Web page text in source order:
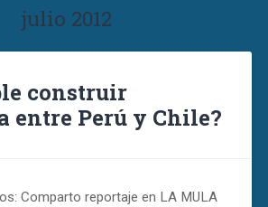
julio 2012
construir
entre Perú y Chile?
Comparto reportaje en LA MULA